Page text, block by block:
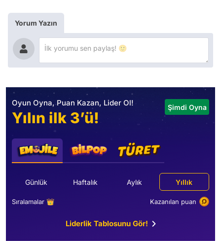
Yorum Yazın
Oyun Oyna, Puan Kazan, Lider Ol!
Yılın ilk 3’ü!
Şimdi Oyna
Günlük Haftalık Aylık Yıllık
Sıralamalar 👑 Kazanılan puan
Liderlik Tablosunu Gör!